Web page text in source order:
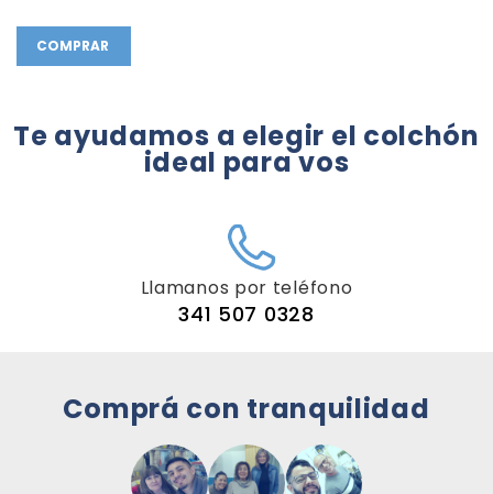
COMPRAR
Te ayudamos a elegir el colchón
ideal para vos
Llamanos por teléfono
341 507 0328
Comprá con tranquilidad